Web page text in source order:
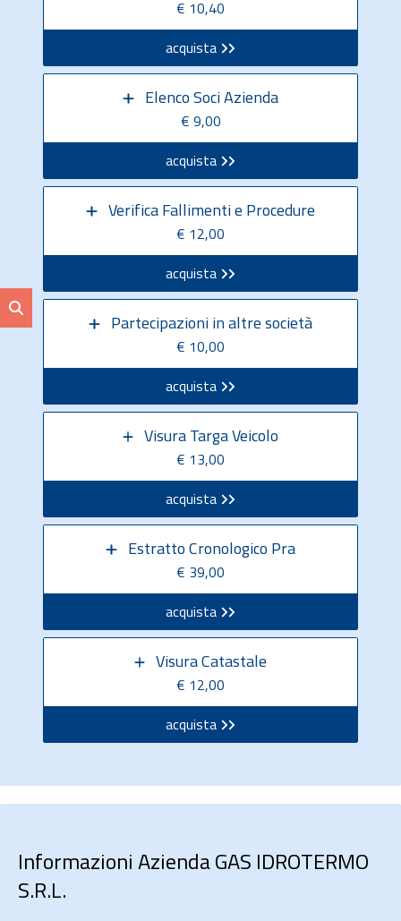
€ 10,40
acquista
Elenco Soci Azienda
€ 9,00
acquista
Verifica Fallimenti e Procedure
€ 12,00
acquista
Partecipazioni in altre società
€ 10,00
acquista
Visura Targa Veicolo
€ 13,00
acquista
Estratto Cronologico Pra
€ 39,00
acquista
Visura Catastale
€ 12,00
acquista
Informazioni Azienda GAS IDROTERMO
S.R.L.